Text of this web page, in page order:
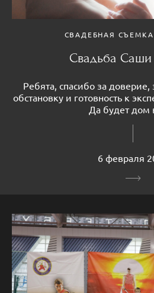
СВАДЕБНАЯ СЪЕМКА
Свадьба
Ребята, спасибо за
обстановку и готовность к
Да будет дом
6 февраля